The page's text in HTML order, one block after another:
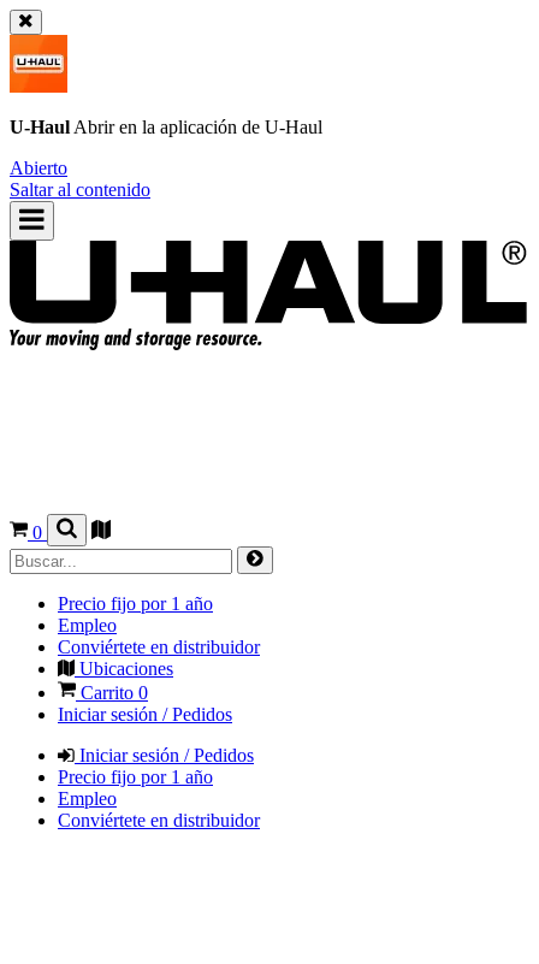
U-Haul Abrir en la aplicación de U-Haul
Abierto
Saltar al contenido
0
Precio fijo por 1 año
Empleo
Conviértete en distribuidor
Ubicaciones
Carrito 0
Iniciar sesión / Pedidos
Iniciar sesión / Pedidos
Precio fijo por 1 año
Empleo
Conviértete en distribuidor